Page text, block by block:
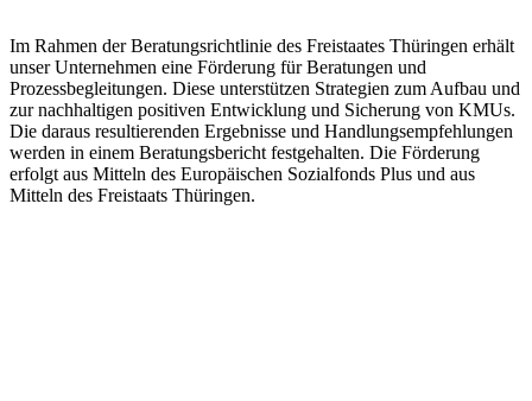
Im Rahmen der Beratungsrichtlinie des Freistaates Thüringen erhält
unser Unternehmen eine Förderung für Beratungen und
Prozessbegleitungen. Diese unterstützen Strategien zum Aufbau und
zur nachhaltigen positiven Entwicklung und Sicherung von KMUs.
Die daraus resultierenden Ergebnisse und Handlungsempfehlungen
werden in einem Beratungsbericht festgehalten. Die Förderung
erfolgt aus Mitteln des Europäischen Sozialfonds Plus und aus
Mitteln des Freistaats Thüringen.